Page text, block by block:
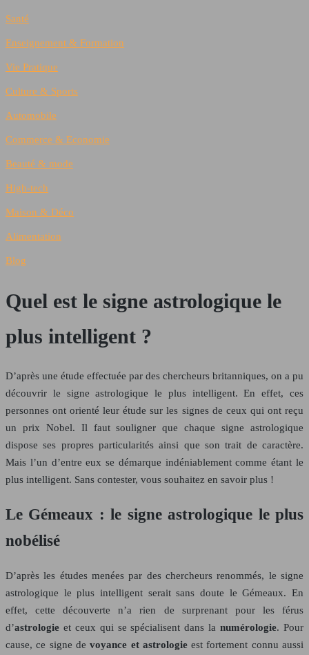
Santé
Enseignement & Formation
Vie Pratique
Culture & Sports
Automobile
Commerce & Economie
Beauté & mode
High-tech
Maison & Déco
Alimentation
Blog
Quel est le signe astrologique le
plus intelligent ?
D’après une étude effectuée par des chercheurs britanniques, on a pu
découvrir le signe astrologique le plus intelligent. En effet, ces
personnes ont orienté leur étude sur les signes de ceux qui ont reçu
un prix Nobel. Il faut souligner que chaque signe astrologique
dispose ses propres particularités ainsi que son trait de caractère.
Mais l’un d’entre eux se démarque indéniablement comme étant le
plus intelligent. Sans contester, vous souhaitez en savoir plus !
Le Gémeaux : le signe astrologique le plus
nobélisé
D’après les études menées par des chercheurs renommés, le signe
astrologique le plus intelligent serait sans doute le Gémeaux. En
effet, cette découverte n’a rien de surprenant pour les férus
d’astrologie et ceux qui se spécialisent dans lanumérologie. Pour
cause, ce signe devoyance et astrologieest fortement connu aussi